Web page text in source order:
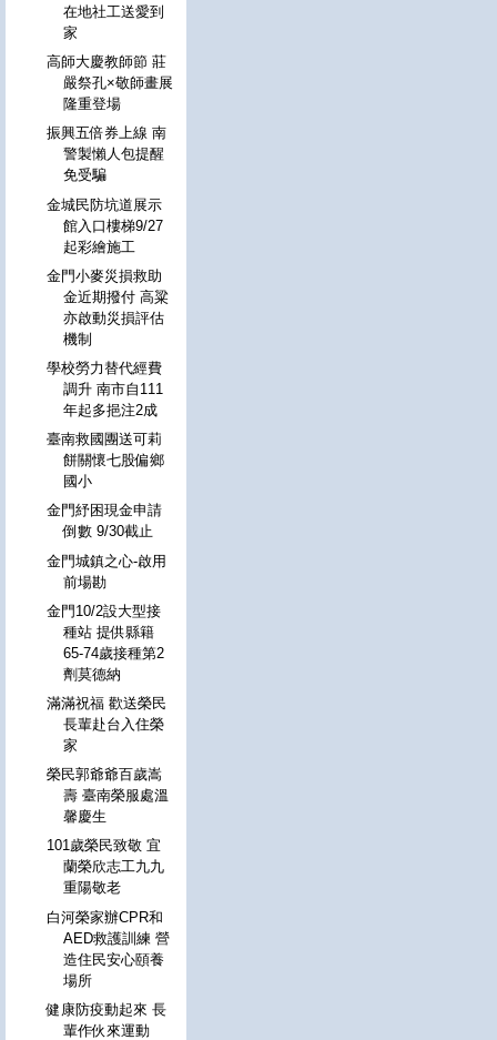
在地社工送愛到
家
高師大慶教師節 莊
嚴祭孔×敬師畫展
隆重登場
振興五倍券上線 南
警製懶人包提醒
免受騙
金城民防坑道展示
館入口樓梯9/27
起彩繪施工
金門小麥災損救助
金近期撥付 高粱
亦啟動災損評估
機制
學校勞力替代經費
調升 南市自111
年起多挹注2成
臺南救國團送可莉
餅關懷七股偏鄉
國小
金門紓困現金申請
倒數 9/30截止
金門城鎮之心-啟用
前場勘
金門10/2設大型接
種站 提供縣籍
65-74歲接種第2
劑莫德納
滿滿祝福 歡送榮民
長輩赴台入住榮
家
榮民郭爺爺百歲嵩
壽 臺南榮服處溫
馨慶生
101歲榮民致敬 宜
蘭榮欣志工九九
重陽敬老
白河榮家辦CPR和
AED救護訓練 營
造住民安心頤養
場所
健康防疫動起來 長
輩作伙來運動